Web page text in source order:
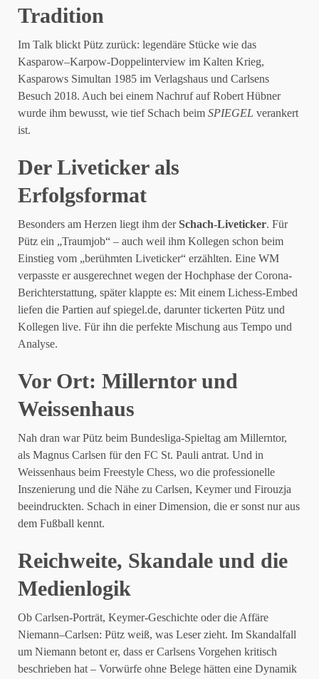
Tradition
Im Talk blickt Pütz zurück: legendäre Stücke wie das
Kasparow–Karpow-Doppelinterview im Kalten Krieg,
Kasparows Simultan 1985 im Verlagshaus und Carlsens
Besuch 2018. Auch bei einem Nachruf auf Robert Hübner
wurde ihm bewusst, wie tief Schach beim SPIEGEL verankert
ist.
Der Liveticker als
Erfolgsformat
Besonders am Herzen liegt ihm derSchach-Liveticker. Für
Pütz ein „Traumjob“ – auch weil ihm Kollegen schon beim
Einstieg vom „berühmten Liveticker“ erzählten. Eine WM
verpasste er ausgerechnet wegen der Hochphase der Corona-
Berichterstattung, später klappte es: Mit einem Lichess-Embed
liefen die Partien auf spiegel.de, darunter tickerten Pütz und
Kollegen live. Für ihn die perfekte Mischung aus Tempo und
Analyse.
Vor Ort: Millerntor und
Weissenhaus
Nah dran war Pütz beim Bundesliga-Spieltag am Millerntor,
als Magnus Carlsen für den FC St. Pauli antrat. Und in
Weissenhaus beim Freestyle Chess, wo die professionelle
Inszenierung und die Nähe zu Carlsen, Keymer und Firouzja
beeindruckten. Schach in einer Dimension, die er sonst nur aus
dem Fußball kennt.
Reichweite, Skandale und die
Medienlogik
Ob Carlsen-Porträt, Keymer-Geschichte oder die Affäre
Niemann–Carlsen: Pütz weiß, was Leser zieht. Im Skandalfall
um Niemann betont er, dass er Carlsens Vorgehen kritisch
beschrieben hat – Vorwürfe ohne Belege hätten eine Dynamik